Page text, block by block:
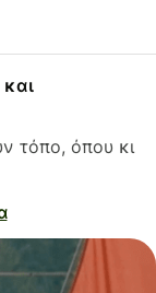
τόπο, όπου κι